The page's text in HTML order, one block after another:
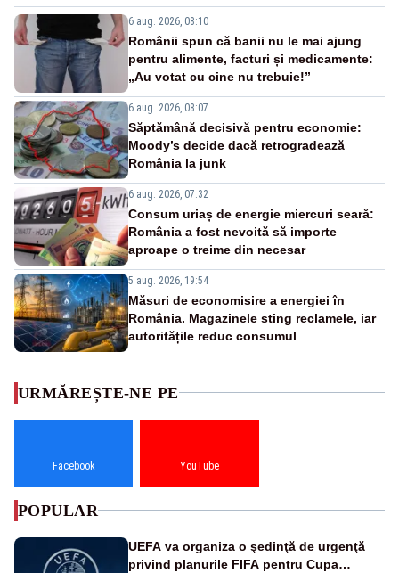
6 aug. 2026, 08:10
Românii spun că banii nu le mai ajung
pentru alimente, facturi și medicamente:
„Au votat cu cine nu trebuie!”
6 aug. 2026, 08:07
Săptămână decisivă pentru economie:
Moody’s decide dacă retrogradează
România la junk
6 aug. 2026, 07:32
Consum uriaș de energie miercuri seară:
România a fost nevoită să importe
aproape o treime din necesar
5 aug. 2026, 19:54
Măsuri de economisire a energiei în
România. Magazinele sting reclamele, iar
autoritățile reduc consumul
URMĂREȘTE-NE PE
Facebook YouTube
POPULAR
UEFA va organiza o şedinţă de urgenţă
privind planurile FIFA pentru Cupa